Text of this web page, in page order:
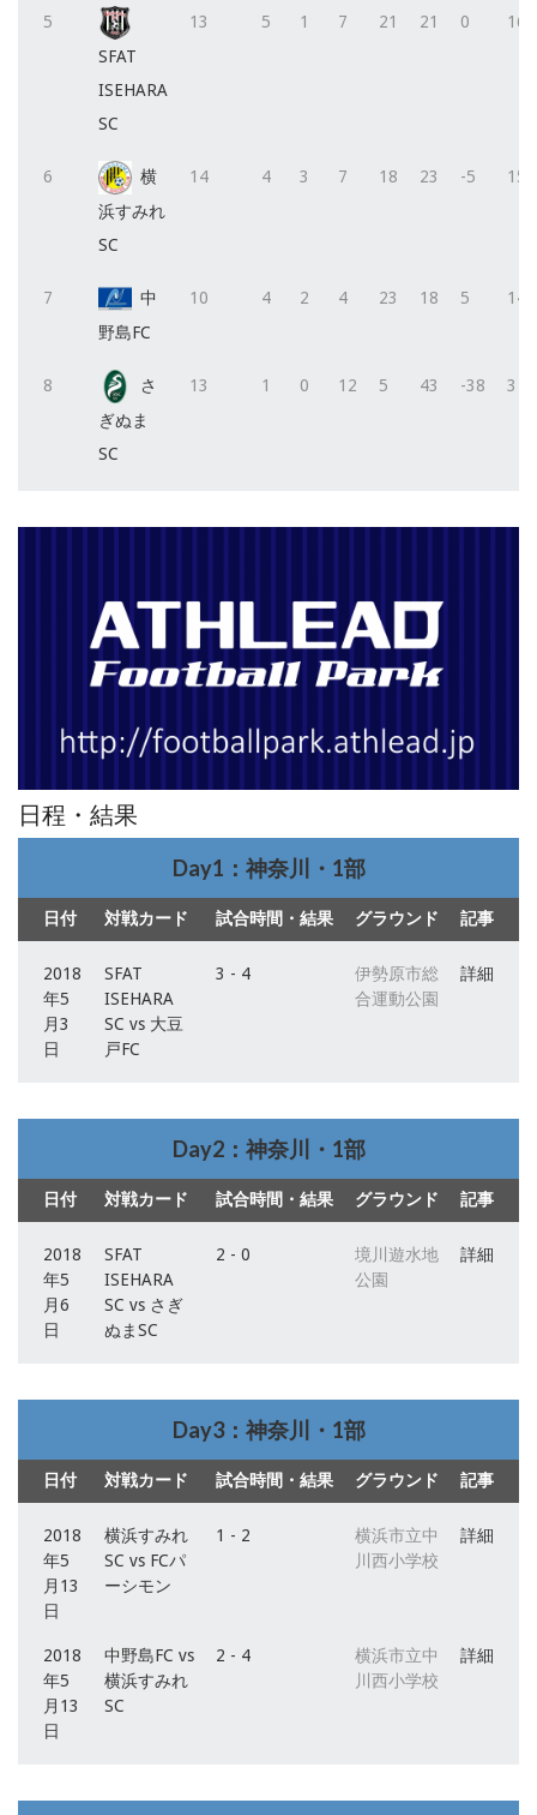
5
SFAT
ISEHARA
SC
13 5 1 7 21 21 0 16
6
横
浜すみれ
SC
14 4 3 7 18 23 -5 15
7
中
野島FC
10 4 2 4 23 18 5 14
8
さ
ぎぬま
SC
13 1 0 12 5 43 -38 3
日程・結果
Day1：神奈川・1部
日付 対戦カード 試合時間・結果 グラウンド 記事
2018
年5
月3
日
SFAT
ISEHARA
SC vs 大豆
戸FC
3 - 4
伊勢原市総
合運動公園
詳細
Day2：神奈川・1部
日付 対戦カード 試合時間・結果 グラウンド 記事
2018
年5
月6
日
SFAT
ISEHARA
SC vs さぎ
ぬまSC
2 - 0
境川遊水地
公園
詳細
Day3：神奈川・1部
日付 対戦カード 試合時間・結果 グラウンド 記事
2018
年5
月13
日
横浜すみれ
SC vs FCパ
ーシモン
1 - 2
横浜市立中
川西小学校
詳細
2018
年5
月13
日
中野島FC vs
横浜すみれ
SC
2 - 4
横浜市立中
川西小学校
詳細